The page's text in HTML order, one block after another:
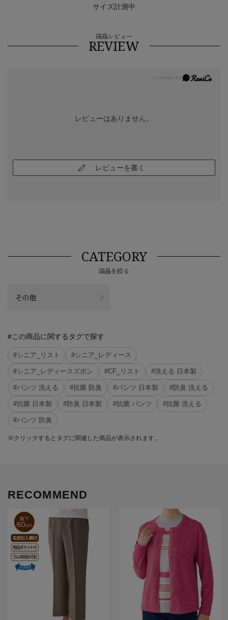
サイズ計測中
商品レビュー
REVIEW
レビューはありません。
レビューを書く
CATEGORY
商品を絞る
その他
#この商品に関するタグで探す
#シニア_リスト #シニア_レディース
#シニア_レディースズボン #CF_リスト #洗える 日本製
#パンツ 洗える #抗菌 防臭 #パンツ 日本製 #防臭 洗える
#抗菌 日本製 #防臭 日本製 #抗菌 パンツ #抗菌 洗える
#パンツ 防臭
※クリックするとタグに関連した商品が表示されます。
RECOMMEND